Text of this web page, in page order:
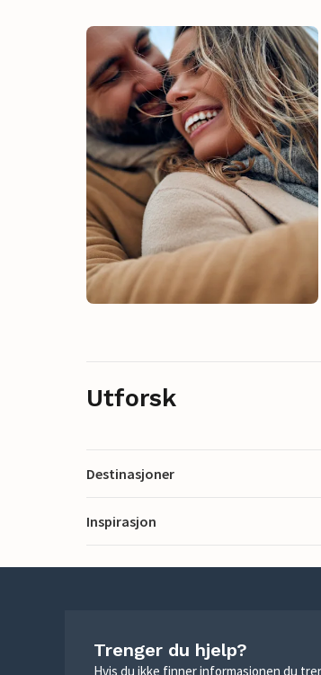
Utforsk
Destinasjoner
Inspirasjon
Trenger du hjelp?
Hvis du ikke finner informasjonen du